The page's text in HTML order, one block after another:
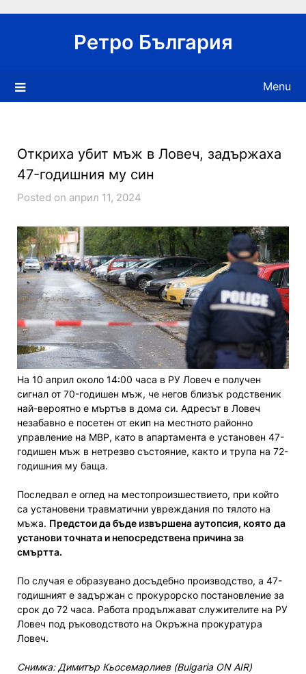
Ретро България
Menu
Откриха убит мъж в Ловеч, задържаха
47-годишния му син
Posted on април 11, 2024
На 10 април около 14:00 часа в РУ Ловеч е получен
сигнал от 70-годишен мъж, че негов близък родственик
най-вероятно е мъртъв в дома си. Адресът в Ловеч
незабавно е посетен от екип на местното районно
управление на МВР, като в апартамента е установен 47-
годишен мъж в нетрезво състояние, както и трупа на 72-
годишния му баща.
Последвал е оглед на местопроизшествието, при който
са установени травматични увреждания по тялото на
мъжа. Предстои да бъде извършена аутопсия, която да
установи точната и непосредствена причина за
смъртта.
По случая е образувано досъдебно производство, а 47-
годишният е задържан с прокурорско постановление за
срок до 72 часа. Работа продължават служителите на РУ
Ловеч под ръководството на Окръжна прокуратура
Ловеч.
Снимка: Димитър Кьосемарлиев (Bulgaria ON AIR)